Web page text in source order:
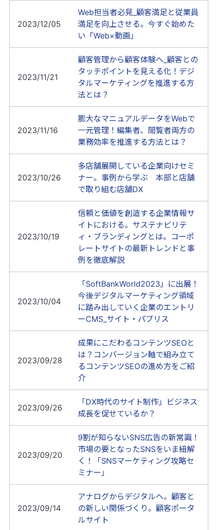
2023/12/05
Web担当者必見_顧客満足と従業員
満足を向上させる。今すぐ始めた
い「Web×動画」
2023/11/21
顧客管理から顧客体験へ_顧客との
タッチポイントを見える化！デジ
タルマーケティングを推進する方
法とは？
2023/11/16
膨大なマニュアルデータをWebで
一元管理！編集者、閲覧者両方の
業務効率を推進する方法とは？
2023/10/26
多店舗展開している企業向けセミ
ナー。事例から学ぶ 本部と店舗
で取り組む店舗DX
2023/10/19
信頼と価値を創造する企業情報サ
イトにおける。サステナビリテ
ィ・ブランディングとは。コーポ
レートサイトの最新トレンドと事
例を徹底解説
2023/10/04
「SoftBankWorld2023」に出展！
今後デジタルマーケティング領域
に踏み出していく企業のエントリ
ーCMS_サイト・パブリス
2023/09/28
成果にこだわるコンテンツSEOと
は？コンバージョン軸で組み立て
るコンテンツSEOの進め方をご紹
介
2023/09/26
「DX時代のサイト制作」ビジネス
成長を促せているか？
2023/09/20
9割が知らないSNS広告の新常識！
市場の要となったSNSをいま紐解
く！「SNSマーケティング攻略セ
ミナー」
2023/09/14
アナログからデジタルへ。顧客と
の新しい関係づくり。顧客ポータ
ルサイト